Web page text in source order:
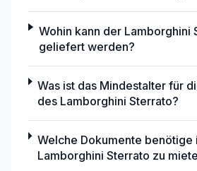
Wohin kann der Lamborghini
geliefert werden?
Was ist das Mindestalter für
des Lamborghini Sterrato?
Welche Dokumente benötige
Lamborghini Sterrato zu